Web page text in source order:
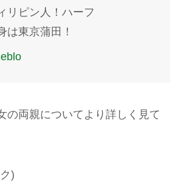
リピン人！ハーフ
は東京蒲田！
の両親についてより詳しく見て
)